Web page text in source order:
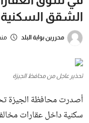
المجتمع العربي،
قد يهمك أيضا